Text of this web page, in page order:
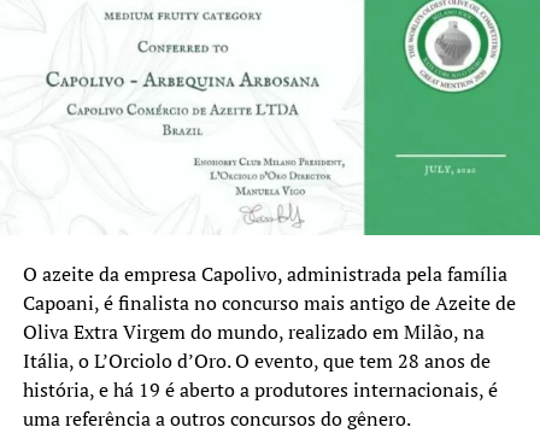
O azeite da empresa Capolivo, administrada pela família
Capoani, é finalista no concurso mais antigo de Azeite de
Oliva Extra Virgem do mundo, realizado em Milão, na
Itália, o L’Orciolo d’Oro. O evento, que tem 28 anos de
história, e há 19 é aberto a produtores internacionais, é
uma referência a outros concursos do gênero.